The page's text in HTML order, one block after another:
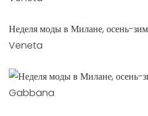
Неделя моды в Милане, осень-
Veneta